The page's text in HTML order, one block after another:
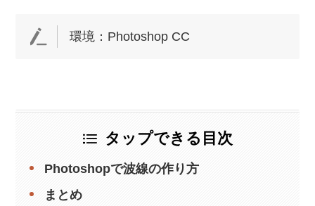
環境：Photoshop CC
タップできる目次
Photoshopで波線の作り方
まとめ